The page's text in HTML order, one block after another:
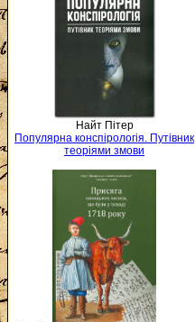
Найт Пітер
Популярна конспірологія. Путівник
теоріями змови